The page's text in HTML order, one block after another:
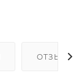
ОТЗЫВЫ